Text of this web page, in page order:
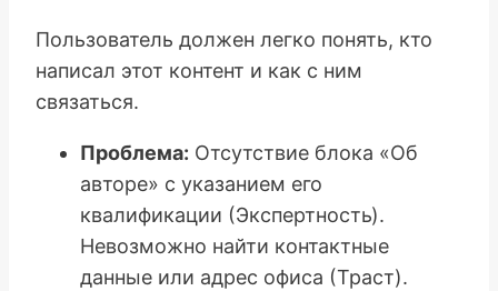
Пользователь должен легко понять, кто
написал этот контент и как с ним
связаться.
Проблема: Отсутствие блока «Об
авторе» с указанием его
квалификации (Экспертность).
Невозможно найти контактные
данные или адрес офиса (Траст).